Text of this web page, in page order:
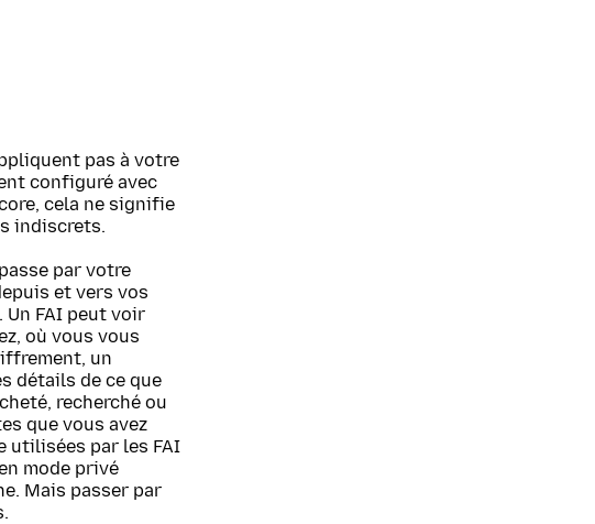
pas à votre
configuré avec
cela ne signifie
indiscrets.
par votre
et vers vos
FAI peut voir
où vous vous
un
détails de ce que
recherché ou
que vous avez
utilisées par les FAI
mode privé
Mais passer par